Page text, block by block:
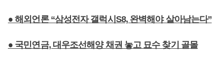
● 해외언론 “삼성전자 갤럭시S8, 완벽해야 살아남는다”
● 국민연금, 대우조선해양 채권 놓고 묘수 찾기 골몰